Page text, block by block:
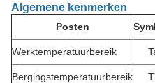
Algemene kenmerken
Posten
Werktemperatuurbereik
Bergingstemperatuurbereik